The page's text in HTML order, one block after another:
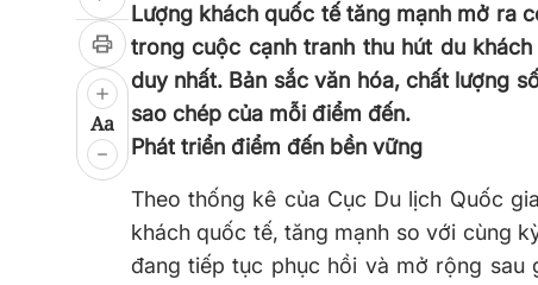
Aa
Lượng khách quốc tế tăng mạnh mở ra
trong cuộc cạnh tranh thu hút du
duy nhất. Bản sắc văn hóa, chất lượng
sao chép của mỗi điểm đến.
Phát triển điểm đến bền vững
Theo thống kê của Cục Du lịch Quốc
khách quốc tế, tăng mạnh so với cùng
đang tiếp tục phục hồi và mở rộng sau